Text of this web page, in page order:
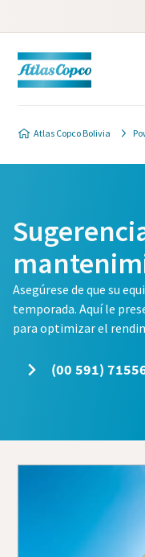
Atlas Copco Bolivia
Asegúrese de que su
temporada. Aquí le
para optimizar el
(00 591)